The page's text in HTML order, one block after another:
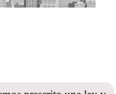
(PDF)